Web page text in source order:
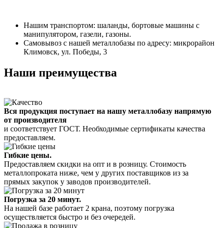
Нашим транспортом: шаланды, бортовые машины с
манипулятором, газели, газоны.
Самовывоз с нашей металлобазы по адресу: микрорайон
Климовск, ул. Победы, 3
Наши преимущества
Вся продукция поступает на нашу металлобазу напрямую
от производителя
и соответствует ГОСТ. Необходимые сертификаты качества
предоставляем.
Гибкие цены.
Предоставляем скидки на опт и в розницу. Стоимость
металлопроката ниже, чем у других поставщиков из за
прямых закупок у заводов производителей.
Погрузка за 20 минут.
На нашей базе работает 2 крана, поэтому погрузка
осуществляется быстро и без очередей.